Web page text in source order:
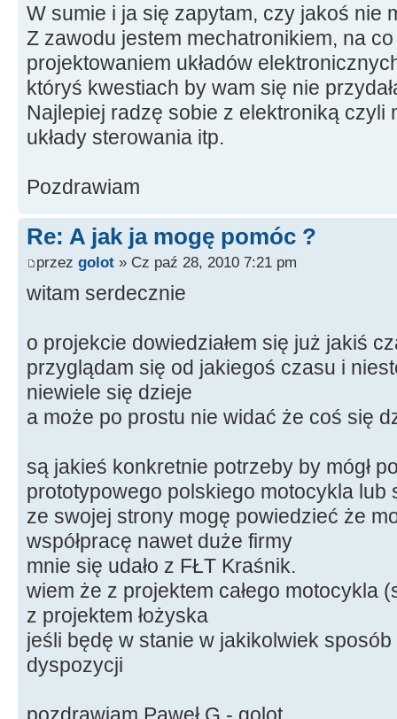
W sumie i ja się zapytam, czy jakoś nie
Z zawodu jestem mechatronikiem, na
projektowaniem układów
któryś kwestiach by wam się nie
Najlepiej radzę sobie z elektroniką czyli
układy sterowania itp.
Pozdrawiam
Re: A jak ja mogę pomóc ?
przez golot » Cz paź 28, 2010 7:21 pm
witam serdecznie
o projekcie dowiedziałem się już jakiś
przyglądam się od jakiegoś czasu i
niewiele się dzieje
a może po prostu nie widać że coś się
są jakieś konkretnie potrzeby by mógł
prototypowego polskiego motocykla lub
ze swojej strony mogę powiedzieć że
współpracę nawet duże firmy
mnie się udało z FŁT Kraśnik.
wiem że z projektem całego motocykla
z projektem łożyska
jeśli będę w stanie w jakikolwiek
dyspozycji